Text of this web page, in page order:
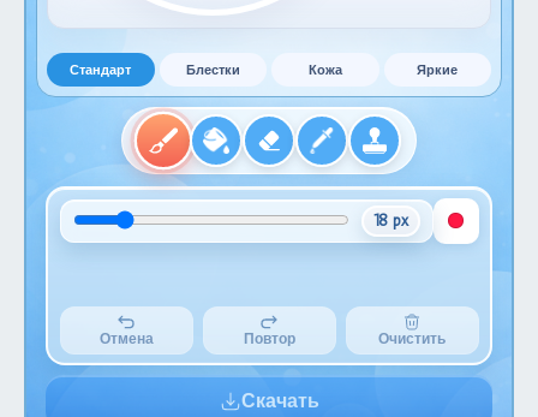
Стандарт Блестки Кожа Яркие
18 px
Отмена Повтор Очистить
Скачать